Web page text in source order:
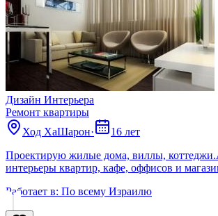
Дизайн Интерьера
Ремонт квартиры
Ход ХаШарон·
16 лет
Проектирую жилые дома, виллы,
интерьеры квартир, кафе, оффисов и
Работает в: По всему Израилю